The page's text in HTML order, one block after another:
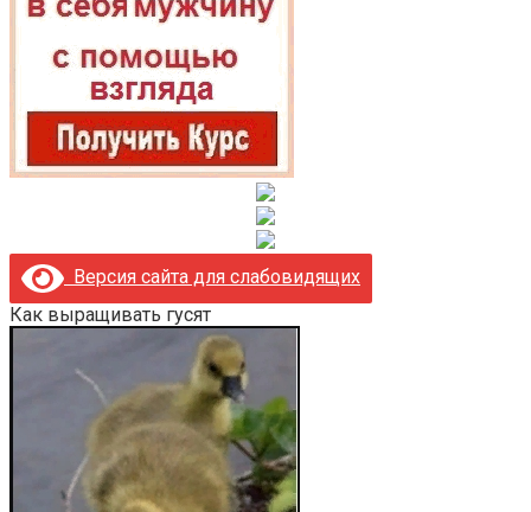
Версия сайта для слабовидящих
Как выращивать гусят